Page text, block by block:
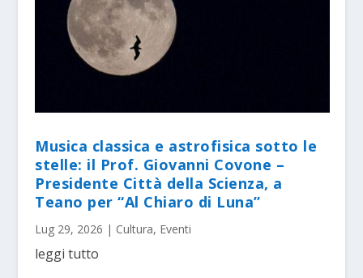
Musica classica e astrofisica sotto le
stelle: il Prof. Giovanni Covone –
Presidente Città della Scienza, a
Teano per “Al Chiaro di Luna”
Lug 29, 2026 | Cultura, Eventi
leggi tutto